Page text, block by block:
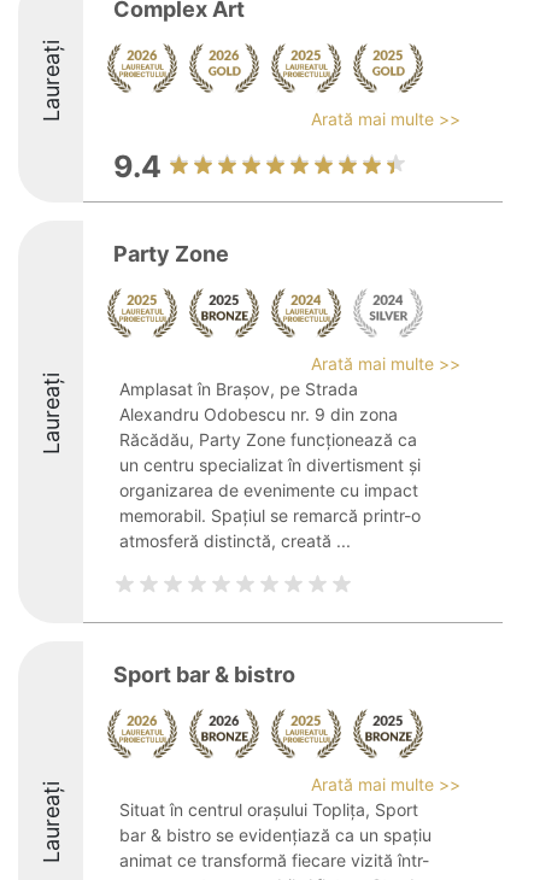
Laureați
Complex Art
Arată mai multe >>
9.4
Laureați
Party Zone
Arată mai multe >>
Amplasat în Brașov, pe Strada
Alexandru Odobescu nr. 9 din zona
Răcădău, Party Zone funcționează ca
un centru specializat în divertisment și
organizarea de evenimente cu impact
memorabil. Spațiul se remarcă printr-o
atmosferă distinctă, creată ...
Laureați
Sport bar & bistro
Arată mai multe >>
Situat în centrul orașului Toplița, Sport
bar & bistro se evidențiază ca un spațiu
animat ce transformă fiecare vizită într-